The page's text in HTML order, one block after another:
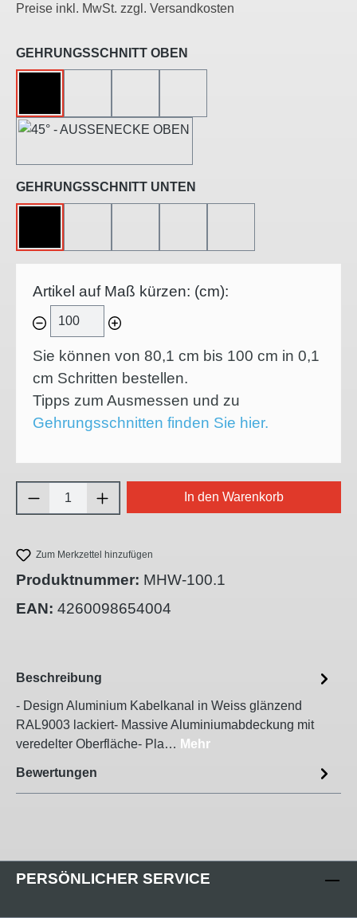
Preise inkl. MwSt. zzgl. Versandkosten
GEHRUNGSSCHNITT OBEN
GEHRUNGSSCHNITT UNTEN
Artikel auf Maß kürzen: (cm):
Sie können von 80,1 cm bis 100 cm in 0,1
cm Schritten bestellen.
Tipps zum Ausmessen und zu
Gehrungsschnitten finden Sie hier.
Produkt Anzahl: Gib den gewünschten
In den Warenkorb
Zum Merkzettel hinzufügen
Produktnummer: MHW-100.1
EAN: 4260098654004
Beschreibung
- Design Aluminium Kabelkanal in Weiss glänzend
RAL9003 lackiert- Massive Aluminiumabdeckung mit
veredelter Oberfläche- Pla… Mehr
Bewertungen
PERSÖNLICHER SERVICE